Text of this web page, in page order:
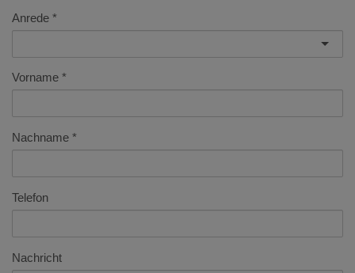
Anrede
Vorname
Nachname
Telefon
Nachricht